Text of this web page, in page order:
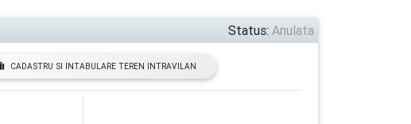
Status: Anulata
CADASTRU SI INTABULARE TEREN INTRAVILAN